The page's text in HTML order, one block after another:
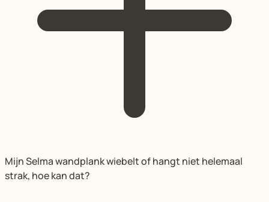
Mijn Selma wandplank wiebelt of hangt niet helemaal
strak, hoe kan dat?